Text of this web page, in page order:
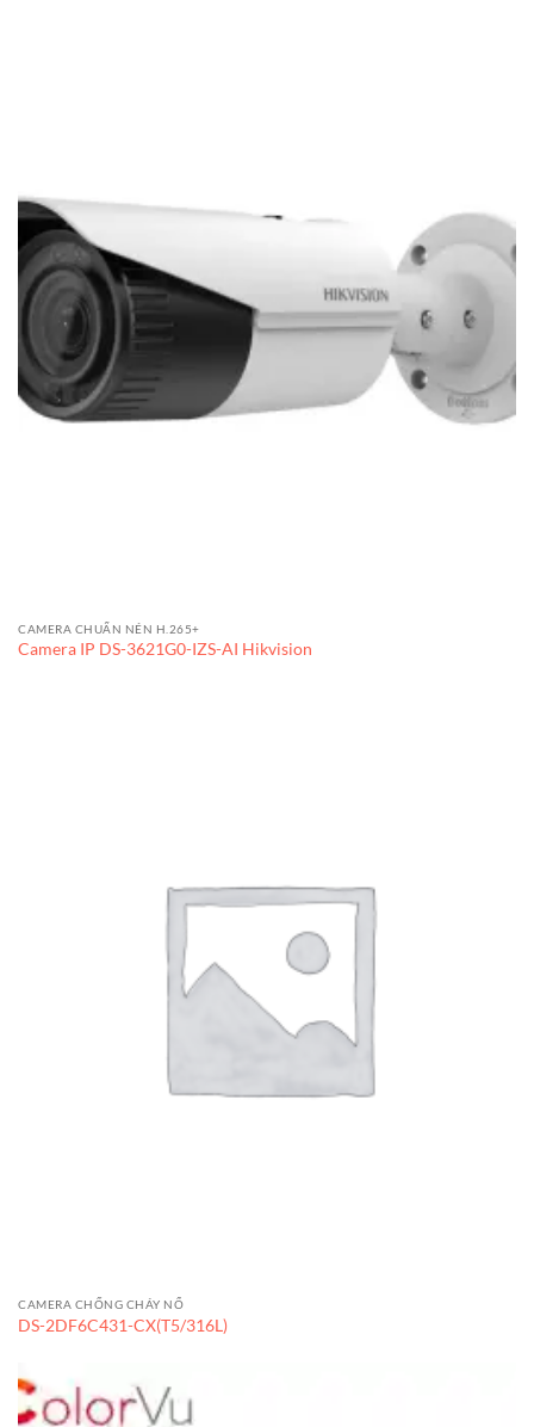
CAMERA CHUẨN NÉN H.265+
Camera IP DS-3621G0-IZS-AI Hikvision
CAMERA CHỐNG CHÁY NỔ
DS-2DF6C431-CX(T5/316L)